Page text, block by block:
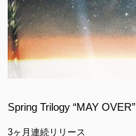
Spring Trilogy “MAY OVER”
3ヶ月連続リリース